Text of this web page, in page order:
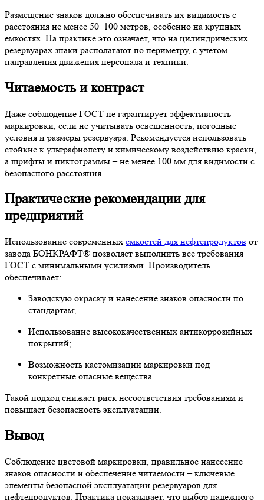
Размещение знаков должно обеспечивать их видимость с
расстояния не менее 50–100 метров, особенно на крупных
емкостях. На практике это означает, что на цилиндрических
резервуарах знаки располагают по периметру, с учетом
направления движения персонала и техники.
Читаемость и контраст
Даже соблюдение ГОСТ не гарантирует эффективность
маркировки, если не учитывать освещенность, погодные
условия и размеры резервуара. Рекомендуется использовать
стойкие к ультрафиолету и химическому воздействию краски,
а шрифты и пиктограммы – не менее 100 мм для видимости с
безопасного расстояния.
Практические рекомендации для
предприятий
Использование современных емкостей для нефтепродуктов от
завода БОНКРАФТ® позволяет выполнить все требования
ГОСТ с минимальными усилиями. Производитель
обеспечивает:
Заводскую окраску и нанесение знаков опасности по
стандартам;
Использование высококачественных антикоррозийных
покрытий;
Возможность кастомизации маркировки под
конкретные опасные вещества.
Такой подход снижает риск несоответствия требованиям и
повышает безопасность эксплуатации.
Вывод
Соблюдение цветовой маркировки, правильное нанесение
знаков опасности и обеспечение читаемости – ключевые
элементы безопасной эксплуатации резервуаров для
нефтепродуктов. Практика показывает, что выбор надежного